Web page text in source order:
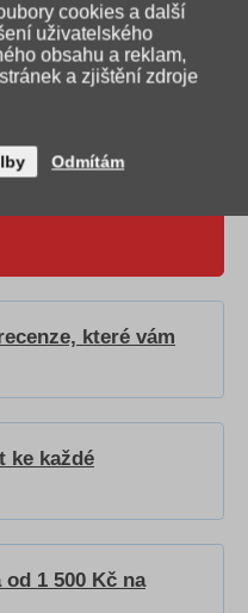
vybrat školní
které vám
ke každé
od 1 500 Kč na
cookies a další
uživatelského
obsahu a reklam,
a zjištění zdroje
Odmítám